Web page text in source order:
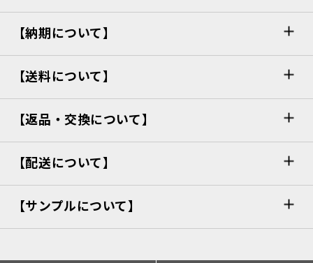
【納期について】
【送料について】
【返品・交換について】
【配送について】
【サンプルについて】